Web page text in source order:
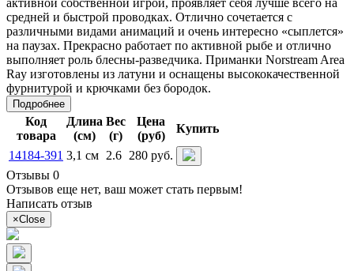
средней и быстрой проводках. Отлично сочетается с
различными видами анимаций и очень интересно «сыплется»
на паузах. Прекрасно работает по активной рыбе и отлично
выполняет роль блесны-разведчика. Приманки Norstream Area
Ray изготовлены из латуни и оснащены высококачественной
фурнитурой и крючками без бородок.
Подробнее
Код
товара
Длина
(см)
Вес
(г)
Цена
(руб)
Купить
14184-391 3,1 см 2.6 280 руб.
Отзывы 0
Отзывов еще нет, ваш может стать первым!
Написать отзыв
×Close